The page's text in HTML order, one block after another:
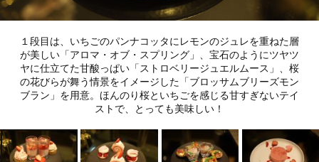
１段目は、いちごのパンナコッタにレモンのジュレを重ねた層
が美しい「アロマ・オブ・スプリング」、宝石のようにツヤツ
ヤに仕立てた甘酸っぱい「ストロベリージュエルムース」、桜
の花びらが舞う情景をイメージした「ブロッサムブリーズモン
ブラン」を用意。ほんのり桜といちごを感じる甘すぎないテイ
ストで、とっても美味しい！
勉強に集中できないの
は“やる気”のせいじゃな
Lifestyle
新しい沖縄旅のカタチ。那
覇の“街歩き”と離島の“美
ートホテル沖縄」が誕生
Recommended by